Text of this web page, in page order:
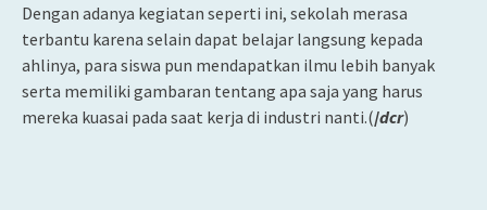
Dengan adanya kegiatan seperti ini, sekolah merasa
terbantu karena selain dapat belajar langsung kepada
ahlinya, para siswa pun mendapatkan ilmu lebih banyak
serta memiliki gambaran tentang apa saja yang harus
mereka kuasai pada saat kerja di industri nanti.(/dcr)